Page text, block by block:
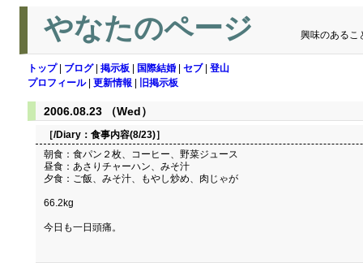
やなたのページ 興味のあるこ
トップ| ブログ| 掲示板 国際結婚 セブ| 登山
プロフィール| 更新情報 旧掲示板
2006.08.23 （Wed）
［/Diary： 食事内容(8/23)］
朝食：食パン２枚、コーヒー、野菜ジュース
昼食：あさりチャーハン、みそ汁
夕食：ご飯、みそ汁、もやし炒め、肉じゃが
66.2kg
今日も一日頭痛。